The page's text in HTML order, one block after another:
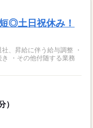
◎土日祝休み！
、昇給に伴う給与調整 ・
・その他付随する業務
）